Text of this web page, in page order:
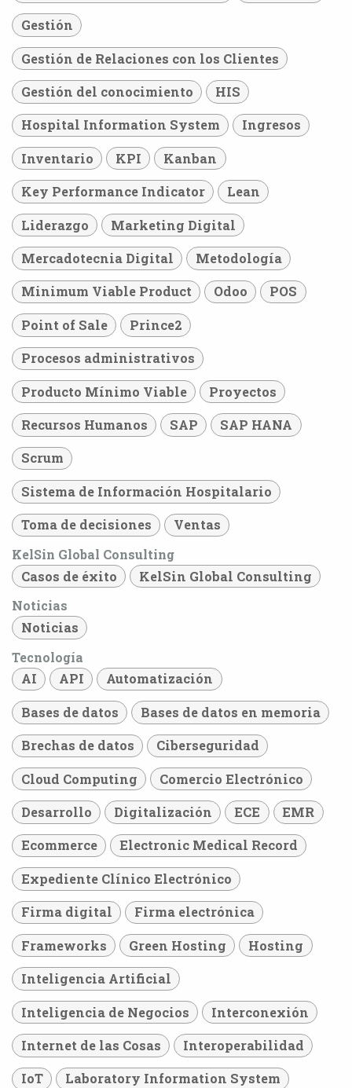
Gestión
Gestión de Relaciones con los Clientes
Gestión del conocimiento HIS
Hospital Information System Ingresos
Inventario KPI Kanban
Key Performance Indicator Lean
Liderazgo Marketing Digital
Mercadotecnia Digital Metodología
Minimum Viable Product Odoo POS
Point of Sale Prince2
Procesos administrativos
Producto Mínimo Viable Proyectos
Recursos Humanos SAP SAP HANA
Scrum
Sistema de Información Hospitalario
Toma de decisiones
Ventas
KelSin Global Consulting
Casos de éxito
KelSin Global Consulting
Noticias
Noticias
Tecnología
AI
API Automatización
Bases de datos Bases de datos en memoria
Brechas de datos Ciberseguridad
Cloud Computing Comercio Electrónico
Desarrollo Digitalización ECE EMR
Ecommerce Electronic Medical Record
Expediente Clínico Electrónico
Firma digital Firma electrónica
Frameworks Green Hosting Hosting
Inteligencia Artificial
Inteligencia de Negocios Interconexión
Internet de las Cosas Interoperabilidad
IoT Laboratory Information System